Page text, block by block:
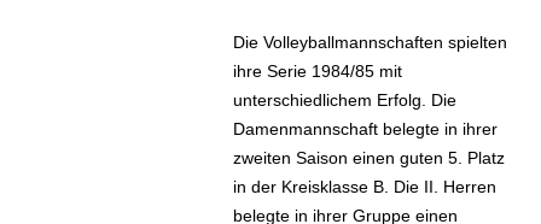
Die Volleyballmannschaften spielten
ihre Serie 1984/85 mit
unterschiedlichem Erfolg. Die
Damenmannschaft belegte in ihrer
zweiten Saison einen guten 5. Platz
in der Kreisklasse B. Die II. Herren
belegte in ihrer Gruppe einen